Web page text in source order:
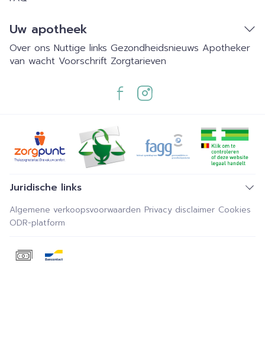
Uw apotheek
Over ons Nuttige links Gezondheidsnieuws Apotheker
van wacht Voorschrift Zorgtarieven
Juridische links
Algemene verkoopsvoorwaarden Privacy disclaimer Cookies
ODR-platform